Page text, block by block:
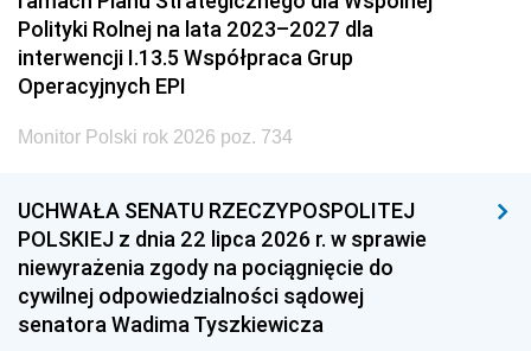
Polityki Rolnej na lata 2023–2027 dla
interwencji I.13.5 Współpraca Grup
Operacyjnych EPI
Monitor Polski rok 2026 poz. 734
UCHWAŁA SENATU RZECZYPOSPOLITEJ
POLSKIEJ z dnia 22 lipca 2026 r. w sprawie
niewyrażenia zgody na pociągnięcie do
cywilnej odpowiedzialności sądowej
senatora Wadima Tyszkiewicza